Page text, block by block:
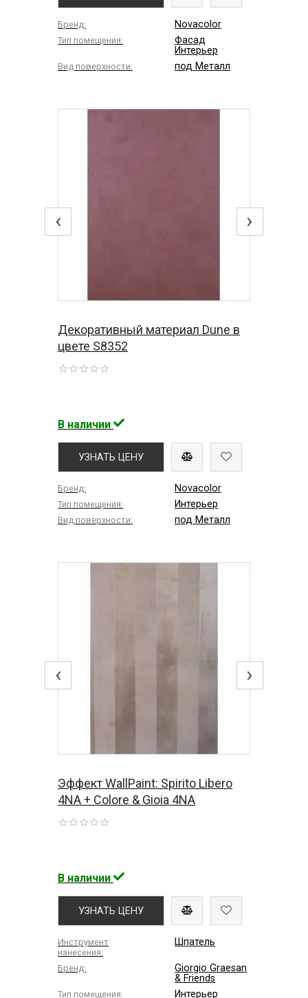
Бренд: Novacolor
Тип помещения:
Фасад
Интерьер
Вид поверхности: под Металл
‹ ›
Декоративный материал Dune в
цвете S8352
В наличии
УЗНАТЬ ЦЕНУ
Бренд: Novacolor
Тип помещения: Интерьер
Вид поверхности: под Металл
‹ ›
Эффект WallPaint: Spirito Libero
4NA + Colore & Gioia 4NA
В наличии
УЗНАТЬ ЦЕНУ
Инструмент
нанесения:
Шпатель
Бренд:
Giorgio Graesan
& Friends
Тип помещения: Интерьер